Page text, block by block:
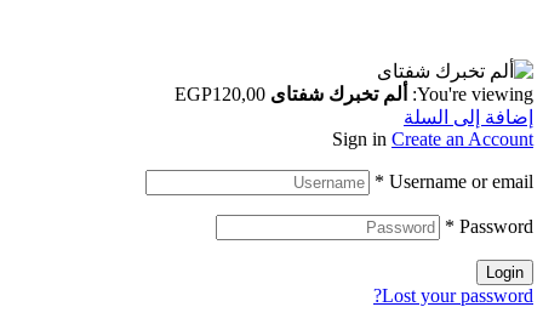
You're viewing: ألم تخبرك شفتاى EGP120,00
إضافة إلى السلة
Sign in Create an Account
Username or email
*
Password
*
Login
Lost your password?